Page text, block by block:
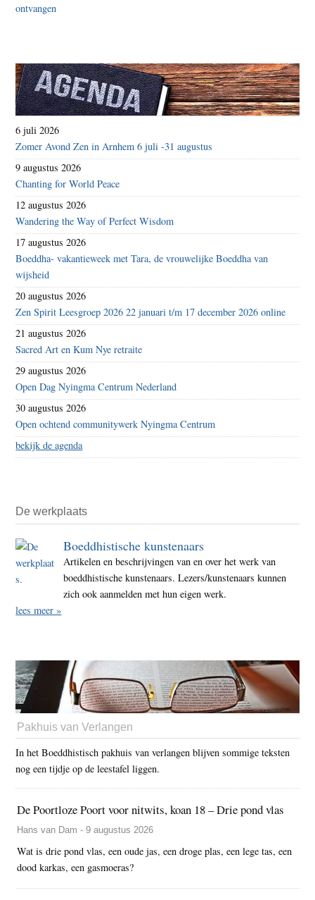
6 juli 2026
Zomer Avond Zen in Arnhem 6 juli -31 augustus
9 augustus 2026
Chanting for World Peace
12 augustus 2026
Wandering the Way of Perfect Wisdom
17 augustus 2026
Boeddha- vakantieweek met Tara, de vrouwelijke Boeddha van
wijsheid
20 augustus 2026
Zen Spirit Leesgroep 2026 22 januari t/m 17 december 2026 online
21 augustus 2026
Sacred Art en Kum Nye retraite
29 augustus 2026
Open Dag Nyingma Centrum Nederland
30 augustus 2026
Open ochtend communitywerk Nyingma Centrum
bekijk de agenda
De werkplaats
Boeddhistische kunstenaars
Artikelen en beschrijvingen van en over het werk van
boeddhistische kunstenaars. Lezers/kunstenaars kunnen
zich ook aanmelden met hun eigen werk.
lees meer »
Pakhuis van Verlangen
In het Boeddhistisch pakhuis van verlangen blijven sommige teksten
nog een tijdje op de leestafel liggen.
De Poortloze Poort voor nitwits, koan 18 – Drie pond vlas
Hans van Dam - 9 augustus 2026
Wat is drie pond vlas, een oude jas, een droge plas, een lege tas, een
dood karkas, een gasmoeras?